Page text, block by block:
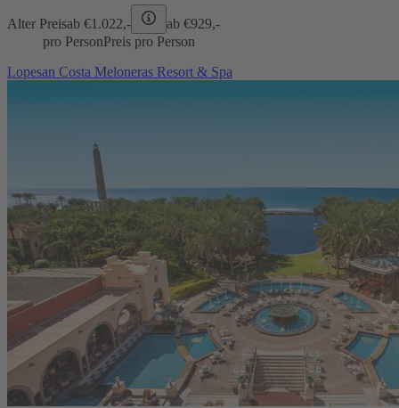
Alter Preisab €1.022,- ab €929,-
pro PersonPreis pro Person
Lopesan Costa Meloneras Resort & Spa